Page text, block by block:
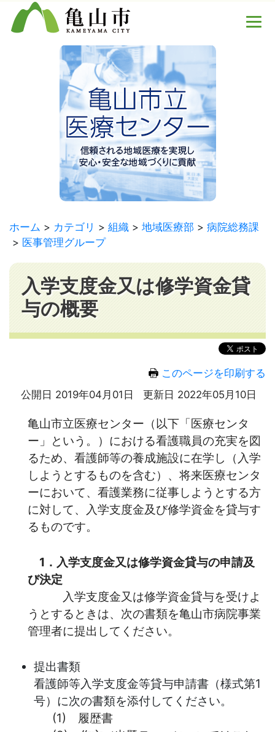
ホーム カテゴリ 組織 地域医療部
病院総務課
医事管理グループ
入学支度金又は修学資金貸
与の概要
このページを印刷する
公開日 2019年04月01日
更新日 2022年05月10日
亀山市立医療センター（以下「医療センタ
ー」という。）における看護職員の充実を図
るため、看護師等の養成施設に在学し（入学
しようとするものを含む）、将来医療センタ
ーにおいて、看護業務に従事しようとする方
に対して、
入学支度金及び修学資金を貸与す
るものです。
1．入学支度金又は修学資金貸与の申請及
び決定
入学支度金又は修学資金貸与を受けよ
うとするときは、次の書類を亀山市病院事業
管理者に提出してください。
提出書類
看護師等入学支度金等貸与申請書（様式第1
号）に次の書類を添付してください。
(1)
履歴書